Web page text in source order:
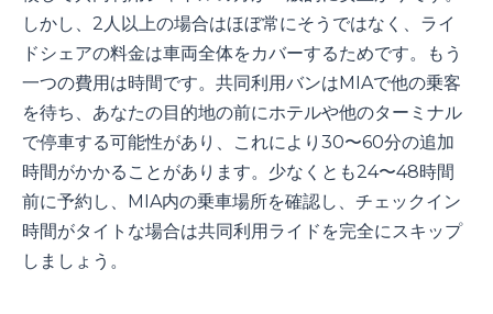
しかし、2人以上の場合はほぼ常にそうではなく、ライ
ドシェアの料金は車両全体をカバーするためです。もう
一つの費用は時間です。共同利用バンはMIAで他の乗客
を待ち、あなたの目的地の前にホテルや他のターミナル
で停車する可能性があり、これにより30〜60分の追加
時間がかかることがあります。少なくとも24〜48時間
前に予約し、MIA内の乗車場所を確認し、チェックイン
時間がタイトな場合は共同利用ライドを完全にスキップ
しましょう。